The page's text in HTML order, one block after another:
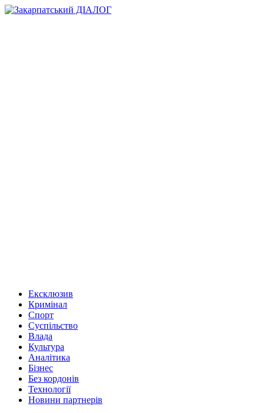
Ексклюзив
Кримінал
Спорт
Суспільство
Влада
Культура
Аналітика
Бізнес
Без кордонів
Технології
Новини партнерів